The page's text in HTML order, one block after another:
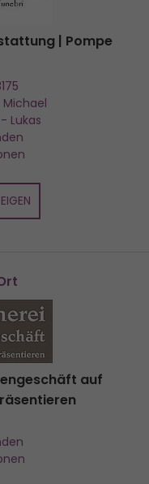
| Pompe
- Lukas
auf